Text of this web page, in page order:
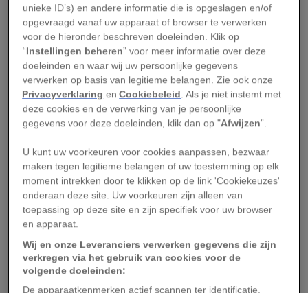
Reden om te gaan: Onderga de authentieke
charme van Oud-Tbilisi.
Nieuwbouwprojecten veranderen het
stadslandschap van deGeorgischehoofdstad in
een duizelingwekkend tempo. Traditionele
Georgische ervaringen – de 24 uur per dag
(knoedels gevuld met gekruid vlees) en de
legendarische gastvrijheid van de bevolking –
zijn nog te vinden in het ontwapenend
chaotische Oud-Tbilisi.
Interessant weetje:De architectuur van Tbilisi
werd beïnvloed door Perzische, Arabische,
unieke ID’s) en andere informatie die is opgeslagen en/of
opgevraagd vanaf uw apparaat of browser te verwerken
voor de hieronder beschreven doeleinden. Klik op
“Instellingen beheren” voor meer informatie over deze
doeleinden en waar wij uw persoonlijke gegevens
verwerken op basis van legitieme belangen. Zie ook onze
Privacyverklaring enCookiebeleid. Als je niet instemt met
deze cookies en de verwerking van je persoonlijke
gegevens voor deze doeleinden, klik dan op "Afwijzen”.
U kunt uw voorkeuren voor cookies aanpassen, bezwaar
maken tegen legitieme belangen of uw toestemming op elk
moment intrekken door te klikken op de link 'Cookiekeuzes'
onderaan deze site. Uw voorkeuren zijn alleen van
toepassing op deze site en zijn specifiek voor uw browser
en apparaat.
Wij en onze Leveranciers verwerken gegevens die zijn
verkregen via het gebruik van cookies voor de
volgende doeleinden:
De apparaatkenmerken actief scannen ter identificatie.